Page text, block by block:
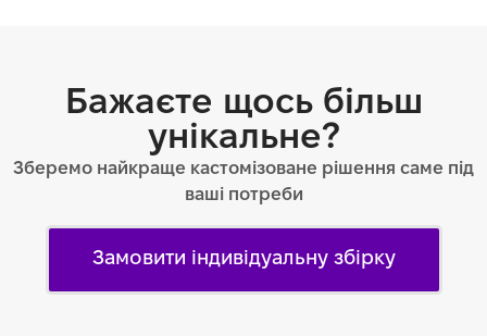
Бажаєте щось більш
унікальне?
Зберемо найкраще кастомізоване рішення саме під
ваші потреби
Замовити індивідуальну збірку